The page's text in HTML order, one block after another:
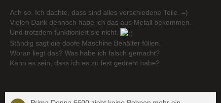
Ach so. Ich dachte, dass sind alles verschiedene Teile. =)
Vielen Dank dennoch habe ich das aus Metall bekommen.
Und trotzdem funktioniert sie nicht.
Ständig sagt die doofe Maschine Behälter füllen.
Woran liegt das? Was habe ich falsch gemacht?
Kann es sein, dass ich es zu fest gedreht habe?